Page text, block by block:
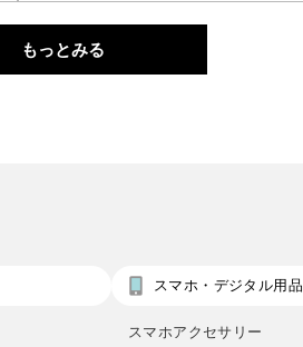
もっとみる
スマホ・デジタル用品
スマホアクセサリー